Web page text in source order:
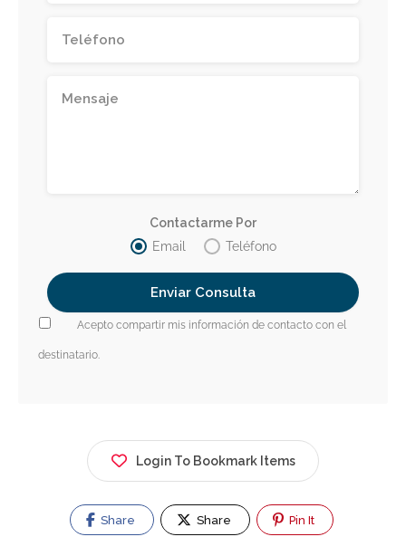
Contactarme Por
Email
Teléfono
Acepto compartir mis información de contacto con el
destinatario.
Login To Bookmark Items
Share Share Pin It